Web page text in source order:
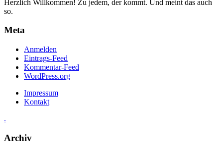
Herzlich Willkommen! Zu jedem, der kommt. Und meint das auch
so.
Meta
Anmelden
Eintrags-Feed
Kommentar-Feed
WordPress.org
Impressum
Kontakt
.
Archiv